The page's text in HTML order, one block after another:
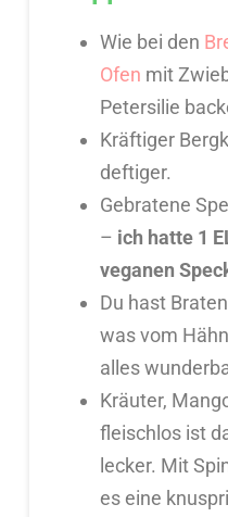
Wie bei den
Ofen mit
Petersilie
Kräftiger
deftiger.
Gebratene
– ich hatte 1
veganen
Du hast
was vom
alles
Kräuter,
fleischlos ist
lecker. Mit
es eine